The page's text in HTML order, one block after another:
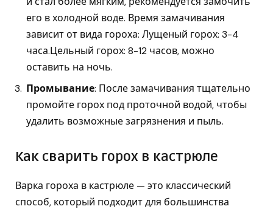
его в холодной воде. Время замачивания
зависит от вида гороха: Лущеный горох: 3-4
часа.Цельный горох: 8-12 часов, можно
оставить на ночь.
Промывание: После замачивания тщательно
промойте горох под проточной водой, чтобы
удалить возможные загрязнения и пыль.
Как сварить горох в кастрюле
Варка гороха в кастрюле — это классический
способ, который подходит для большинства